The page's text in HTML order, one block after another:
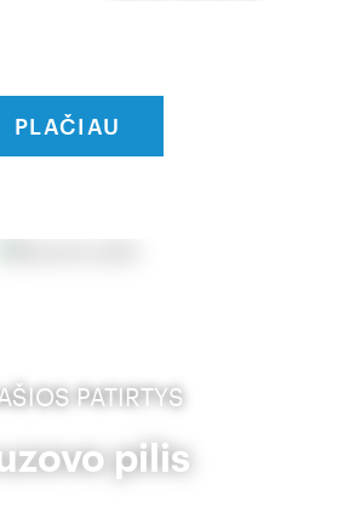
PLAČIAU
PATIRTYS
pilis